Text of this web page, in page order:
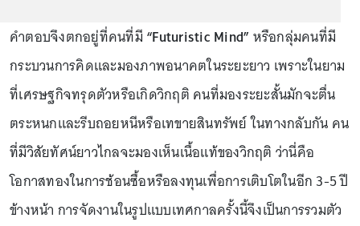
คำตอบจึงตกอยู่ที่คนที่มี “Futuristic Mind” หรือกลุ่มคนที่มี
กระบวนการคิดและมองภาพอนาคตในระยะยาว เพราะในยาม
ที่เศรษฐกิจทรุดตัวหรือเกิดวิกฤติ คนที่มองระยะสั้นมักจะตื่น
ตระหนกและรีบถอยหนีหรือเทขายสินทรัพย์ ในทางกลับกัน คน
ที่มีวิสัยทัศน์ยาวไกลจะมองเห็นเนื้อแท้ของวิกฤติ ว่านี่คือ
โอกาสทองในการช้อนซื้อหรือลงทุนเพื่อการเติบโตในอีก 3-5 ปี
ข้างหน้า การจัดงานในรูปแบบเทศกาลครั้งนี้จึงเป็นการรวมตัว